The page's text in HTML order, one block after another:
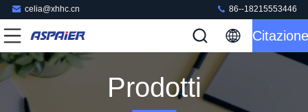
celia@xhhc.cn 86--18215553446
Citazione
Prodotti